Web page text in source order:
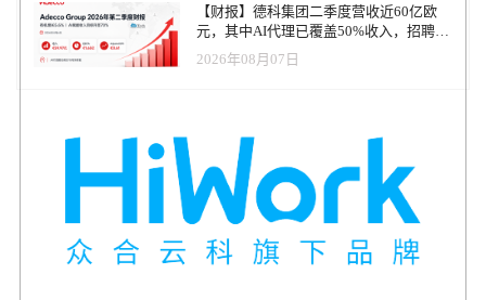
【财报】德科集团二季度营收近60亿欧
元，其中AI代理已覆盖50%收入，招聘服
务进入运营重构阶段
2026年08月07日